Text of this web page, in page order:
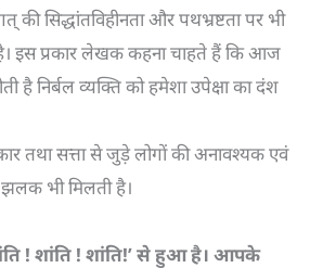
की सिद्धांतविहीनता और पथभ्रष्टता पर भी
है। इस प्रकार लेखक कहना चाहते हैं कि आज
है निर्बल व्यक्ति को हमेशा उपेक्षा का दंश
तथा सत्ता से जुड़े लोगों की अनावश्यक एवं
झलक भी मिलती है।
! शांति ! शांति!’ से हुआ है। आपके